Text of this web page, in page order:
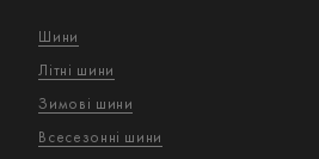
Шини
Літні шини
Зимові шини
Всесезонні шини